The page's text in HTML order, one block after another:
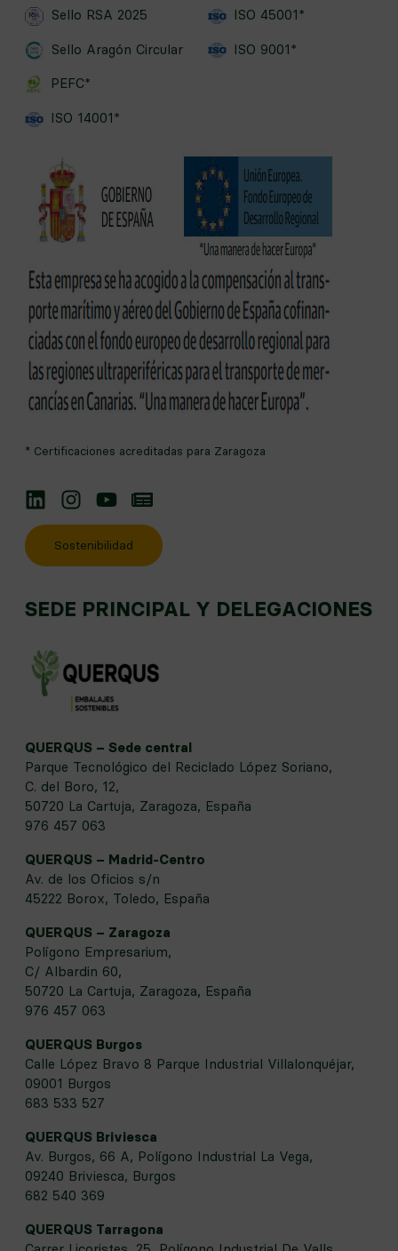
Sello RSA 2025
Sello Aragón Circular
PEFC*
ISO 14001*
ISO 45001*
ISO 9001*
* Certificaciones acreditadas para Zaragoza
LinkedinInstagramYouTubeNoticias
Sostenibilidad
SEDE PRINCIPAL Y DELEGACIONES
QUERQUS – Sede central
Parque Tecnológico del Reciclado López Soriano,
C. del Boro, 12,
50720 La Cartuja, Zaragoza, España
976 457 063
QUERQUS – Madrid-Centro
Av. de los Oficios s/n
45222 Borox, Toledo, España
QUERQUS – Zaragoza
Polígono Empresarium,
C/ Albardin 60,
50720 La Cartuja, Zaragoza, España
976 457 063
QUERQUS Burgos
Calle López Bravo 8 Parque Industrial Villalonquéjar,
09001 Burgos
683 533 527
QUERQUS Briviesca
Av. Burgos, 66 A, Polígono Industrial La Vega,
09240 Briviesca, Burgos
682 540 369
QUERQUS Tarragona